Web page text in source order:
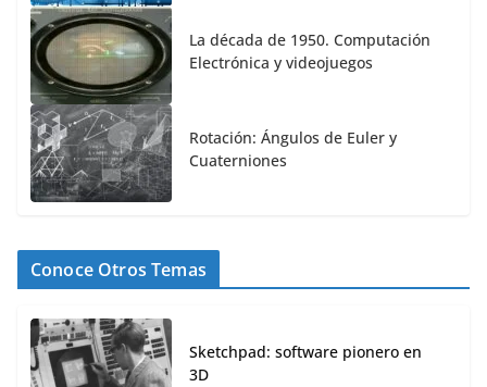
La década de 1950. Computación
Electrónica y videojuegos
Rotación: Ángulos de Euler y
Cuaterniones
Conoce Otros Temas
Sketchpad: software pionero en
3D